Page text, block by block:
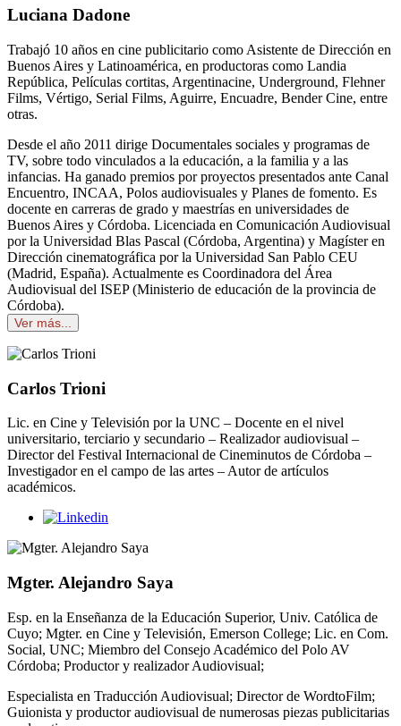
Luciana Dadone
Trabajó 10 años en cine publicitario como Asistente de Dirección en
Buenos Aires y Latinoamérica, en productoras como Landia
República, Películas cortitas, Argentinacine, Underground, Flehner
Films, Vértigo, Serial Films, Aguirre, Encuadre, Bender Cine, entre
otras.
Desde el año 2011 dirige Documentales sociales y programas de
TV, sobre todo vinculados a la educación, a la familia y a las
infancias. Ha ganado premios por proyectos presentados ante Canal
Encuentro, INCAA, Polos audiovisuales y Planes de fomento. Es
docente en carreras de grado y maestrías en universidades de
Buenos Aires y Córdoba. Licenciada en Comunicación Audiovisual
por la Universidad Blas Pascal (Córdoba, Argentina) y Magíster en
Dirección cinematográfica por la Universidad San Pablo CEU
(Madrid, España). Actualmente es Coordinadora del Área
Audiovisual del ISEP (Ministerio de educación de la provincia de
Córdoba).
Ver más...
Carlos Trioni
Lic. en Cine y Televisión por la UNC – Docente en el nivel
universitario, terciario y secundario – Realizador audiovisual –
Director del Festival Internacional de Cineminutos de Córdoba –
Investigador en el campo de las artes – Autor de artículos
académicos.
Mgter. Alejandro Saya
Esp. en la Enseñanza de la Educación Superior, Univ. Católica de
Cuyo; Mgter. en Cine y Televisión, Emerson College; Lic. en Com.
Social, UNC; Miembro del Consejo Académico del Polo AV
Córdoba; Productor y realizador Audiovisual;
Especialista en Traducción Audiovisual; Director de WordtoFilm;
Guionista y productor audiovisual de numerosas piezas publicitarias